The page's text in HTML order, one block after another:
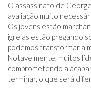
O assassinato de
avaliação muito
Os jovens estão
igrejas estão pregando
podemos transformar a
Notavelmente, muitos
comprometendo a
terminar, o que será